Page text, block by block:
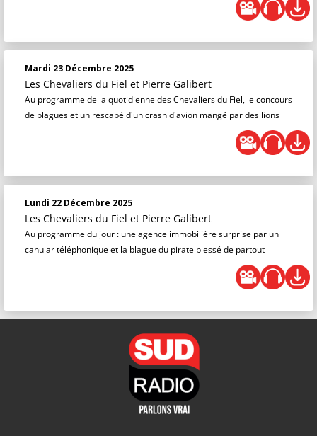
Mardi 23 Décembre 2025
Les Chevaliers du Fiel et Pierre Galibert
Au programme de la quotidienne des Chevaliers du Fiel, le concours
de blagues et un rescapé d'un crash d'avion mangé par des lions
Lundi 22 Décembre 2025
Les Chevaliers du Fiel et Pierre Galibert
Au programme du jour : une agence immobilière surprise par un
canular téléphonique et la blague du pirate blessé de partout